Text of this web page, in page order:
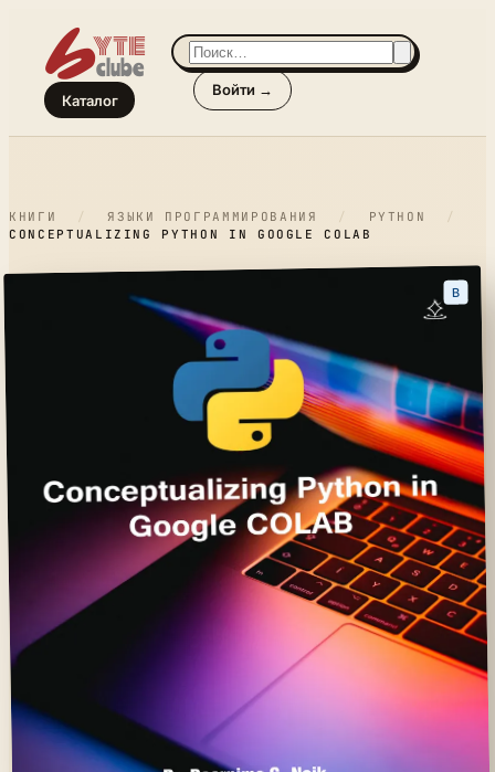
Каталог
Войти →
КНИГИ / ЯЗЫКИ ПРОГРАММИРОВАНИЯ / PYTHON
/
CONCEPTUALIZING PYTHON IN GOOGLE COLAB
B